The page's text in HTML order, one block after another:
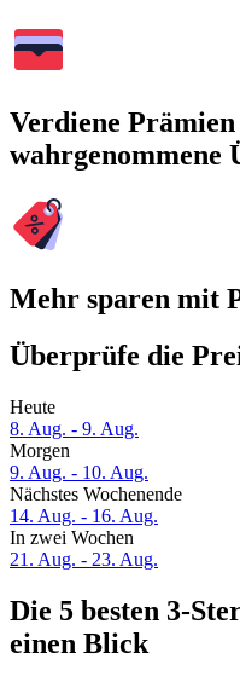
Verdiene
wahrgenommene
Mehr sparen mit
Überprüfe die
Heute
8. Aug. - 9. Aug.
Morgen
9. Aug. - 10. Aug.
Nächstes Wochenende
14. Aug. - 16. Aug.
In zwei Wochen
21. Aug. - 23. Aug.
Die 5 besten 3-
einen Blick